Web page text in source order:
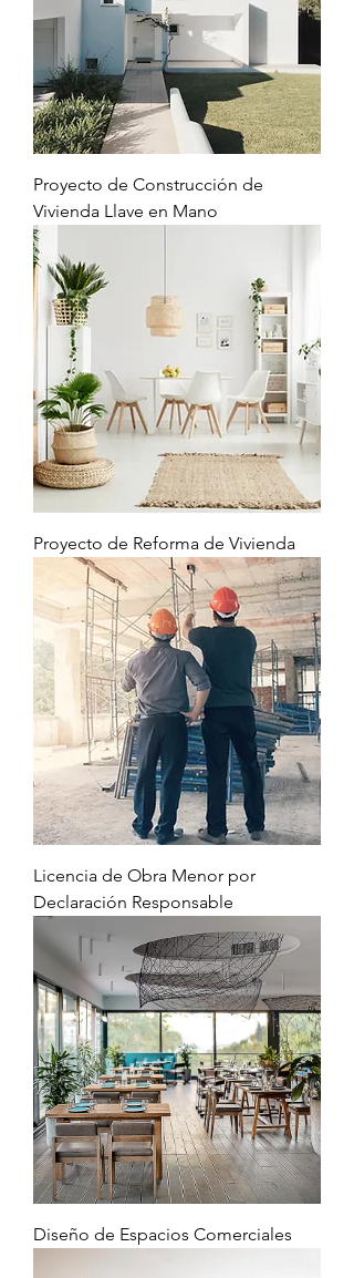
Proyecto de Construcción de
Vivienda Llave en Mano
Proyecto de Reforma de Vivienda
Licencia de Obra Menor por
Declaración Responsable
Diseño de Espacios Comerciales